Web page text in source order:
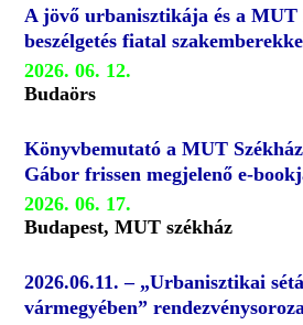
A jövő urbanisztikája és a MUT
beszélgetés fiatal
2026. 06. 12.
Budaörs
Könyvbemutató a MUT
Gábor frissen megjelenő e-
2026. 06. 17.
Budapest, MUT székház
2026.06.11. – „Urbanisztikai
vármegyében”